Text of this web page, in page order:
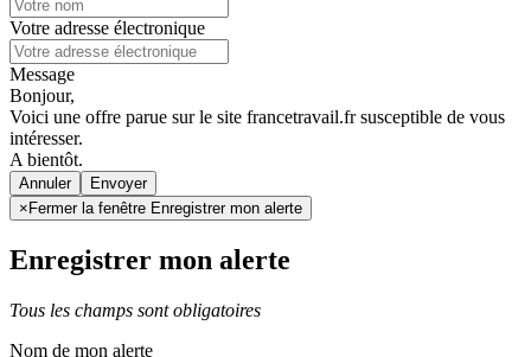
Votre adresse électronique
Message
Bonjour,
Voici une offre parue sur le site francetravail.fr susceptible de vous
intéresser.
A bientôt.
Annuler
× Fermer la fenêtre Enregistrer mon alerte
Enregistrer mon alerte
Tous les champs sont obligatoires
Nom de mon alerte